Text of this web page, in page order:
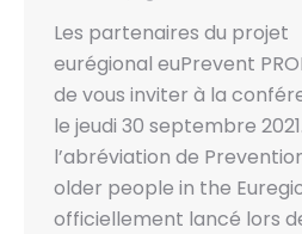
Les partenaires du projet
eurégional euPrevent
de vous inviter à la
le jeudi 30 septembre
l’abréviation de
older people in the
officiellement lancé lors